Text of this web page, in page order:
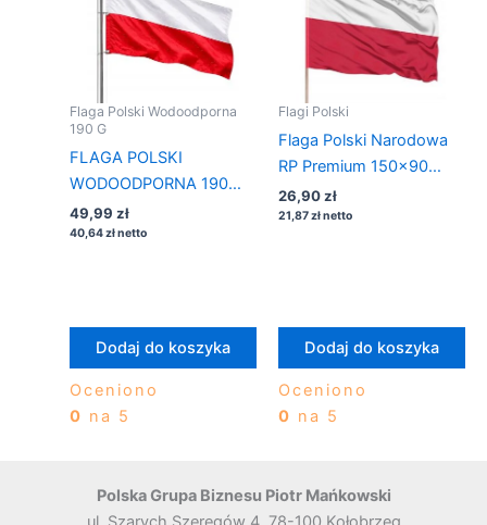
Flaga Polski Wodoodporna
190 G
FLAGA POLSKI
WODOODPORNA 190
g/m² 150×90 na maszt
Oceniono
0 na 5
49,99 zł
40,64złnetto
Dodaj do koszyka
Flagi Polski
Flaga Polski Narodowa
RP Premium 150×90
tunel
Oceniono
0 na 5
26,90zł
21,87złnetto
Dodaj do koszyka
Polska Grupa Biznesu Piotr Mańkowski